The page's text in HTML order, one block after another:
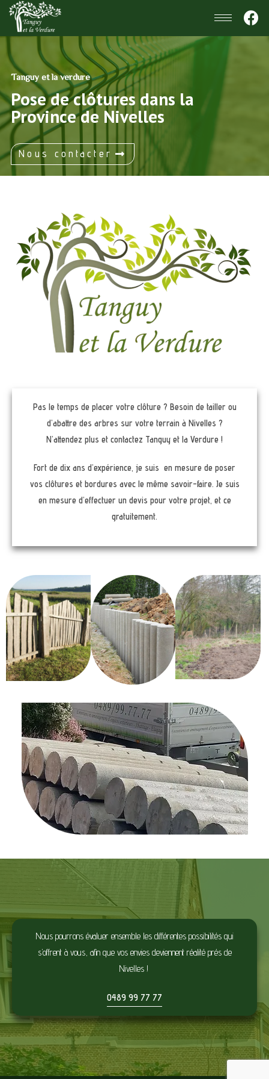
Tanguy et la verdure
Pose de clôtures dans la
Province de Nivelles
Nous contacter
Pas le temps de placer votre clôture ? Besoin de tailler ou
d’abattre des arbres sur votre terrain à Nivelles ?
N’attendez plus et contactez Tanguy et la Verdure !
Fort de dix ans d’expérience, je suis en mesure de poser
vos clôtures et bordures avec le même savoir-faire. Je suis
en mesure d’effectuer un devis pour votre projet, et ce
gratuitement.
Nous pourrons évaluer ensemble les différentes possibilités qui
s’offrent à vous, afin que vos envies deviennent réalité prés de
Nivelles !
0489 99 77 77